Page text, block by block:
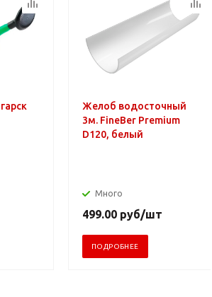
Желоб водосточный
3м. FineBer Premium
D120, белый
Много
499.00 руб/шт
ПОДРОБНЕЕ